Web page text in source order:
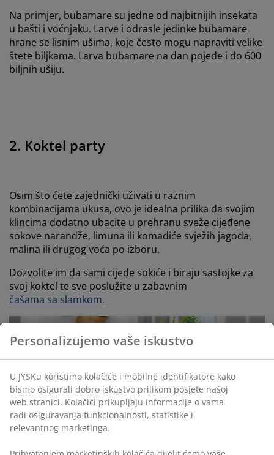
Na primjer, bubamare su jedne od najbitnijih insekata
u bašti i voćnjaku. Larve i odrasle jedinke bubamare
hrane se lisnim ušima, koje često mogu napraviti velike
štete biljkama. Larva bubamare na dan pojede i do 600
biljnih ušiju.
2. Koktel party
Osim što ćete zajednički uživati u raznim
kombinacijama ukusa, ovo je idealna prilika da svojim
klincima dodatno ubacite u prehranu sveže cijeđene
sokove narandže, limuna ili komadiće svježih jagoda,
malina ili drugog voća po izboru.
Dozvolite im da sami cijede sokiće i biraju sastojke za
svoj koktel te sve poslužite u zabavnim
čašama sa slamkom.
Personalizujemo vaše iskustvo
U JYSKu koristimo kolačiće i mobilne identifikatore kako
bismo osigurali dobro iskustvo prilikom posjete našoj
web stranici. Kolačići prikupljaju informacije o vama
radi osiguravanja funkcionalnosti, statistike i
relevantnog marketinga.